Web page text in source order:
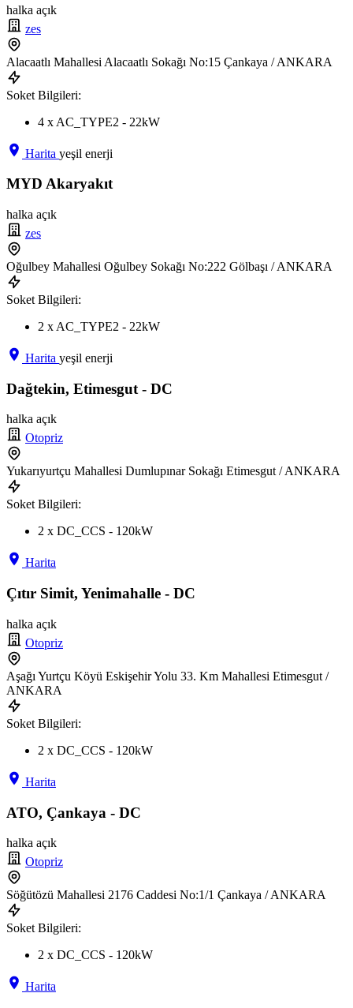
halka açık
zes
Alacaatlı Mahallesi Alacaatlı Sokağı No:15 Çankaya / ANKARA
Soket Bilgileri:
4 x AC_TYPE2 - 22kW
Harita yeşil enerji
MYD Akaryakıt
halka açık
zes
Oğulbey Mahallesi Oğulbey Sokağı No:222 Gölbaşı / ANKARA
Soket Bilgileri:
2 x AC_TYPE2 - 22kW
Harita yeşil enerji
Dağtekin, Etimesgut - DC
halka açık
Otopriz
Yukarıyurtçu Mahallesi Dumlupınar Sokağı Etimesgut / ANKARA
Soket Bilgileri:
2 x DC_CCS - 120kW
Harita
Çıtır Simit, Yenimahalle - DC
halka açık
Otopriz
Aşağı Yurtçu Köyü Eskişehir Yolu 33. Km Mahallesi Etimesgut /
ANKARA
Soket Bilgileri:
2 x DC_CCS - 120kW
Harita
ATO, Çankaya - DC
halka açık
Otopriz
Söğütözü Mahallesi 2176 Caddesi No:1/1 Çankaya / ANKARA
Soket Bilgileri:
2 x DC_CCS - 120kW
Harita